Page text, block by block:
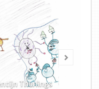
Thurlings